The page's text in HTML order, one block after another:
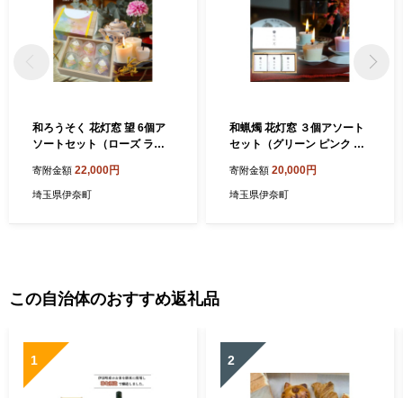
和ろうそく 花灯窓 望 6個ア
ソートセット（ローズ ラベ
香木） 町田ローソク
寄附金額 22,000円
埼玉県伊奈町
和蝋燭 花灯窓 ３個アソート
セット（グリーン ピンク ア
ーソク
寄附金額 20,000円
埼玉県伊奈町
この自治体のおすすめ返礼品
1 2